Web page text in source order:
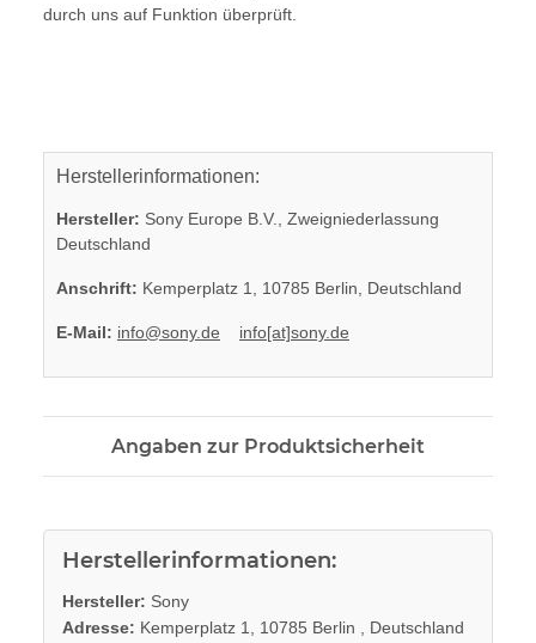
durch uns auf Funktion überprüft.
Herstellerinformationen:
Hersteller: Sony Europe B.V., Zweigniederlassung
Deutschland
Anschrift: Kemperplatz 1, 10785 Berlin, Deutschland
E-Mail: info@sony.de info[at]sony.de
Angaben zur Produktsicherheit
Herstellerinformationen:
Hersteller: Sony
Adresse: Kemperplatz 1, 10785 Berlin , Deutschland